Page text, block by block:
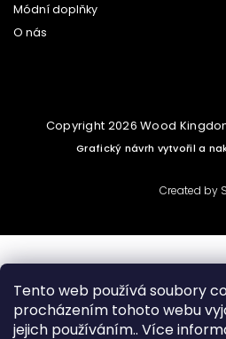
Tento web používá soubory
procházením tohoto webu
jejich používáním.. Více
Módní doplňky
O nás
Created by
Copyright 2026Wood
Grafický návrh vytvořil a